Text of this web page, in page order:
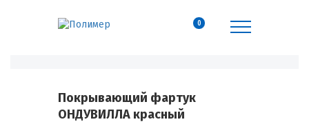
0
Покрывающий фартук
ОНДУВИЛЛА красный